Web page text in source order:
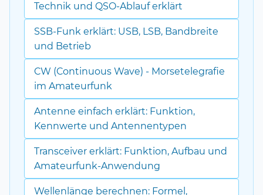
Technik und QSO-Ablauf erklärt
SSB-Funk erklärt: USB, LSB, Bandbreite
und Betrieb
CW (Continuous Wave) - Morsetelegrafie
im Amateurfunk
Antenne einfach erklärt: Funktion,
Kennwerte und Antennentypen
Transceiver erklärt: Funktion, Aufbau und
Amateurfunk-Anwendung
Wellenlänge berechnen: Formel,